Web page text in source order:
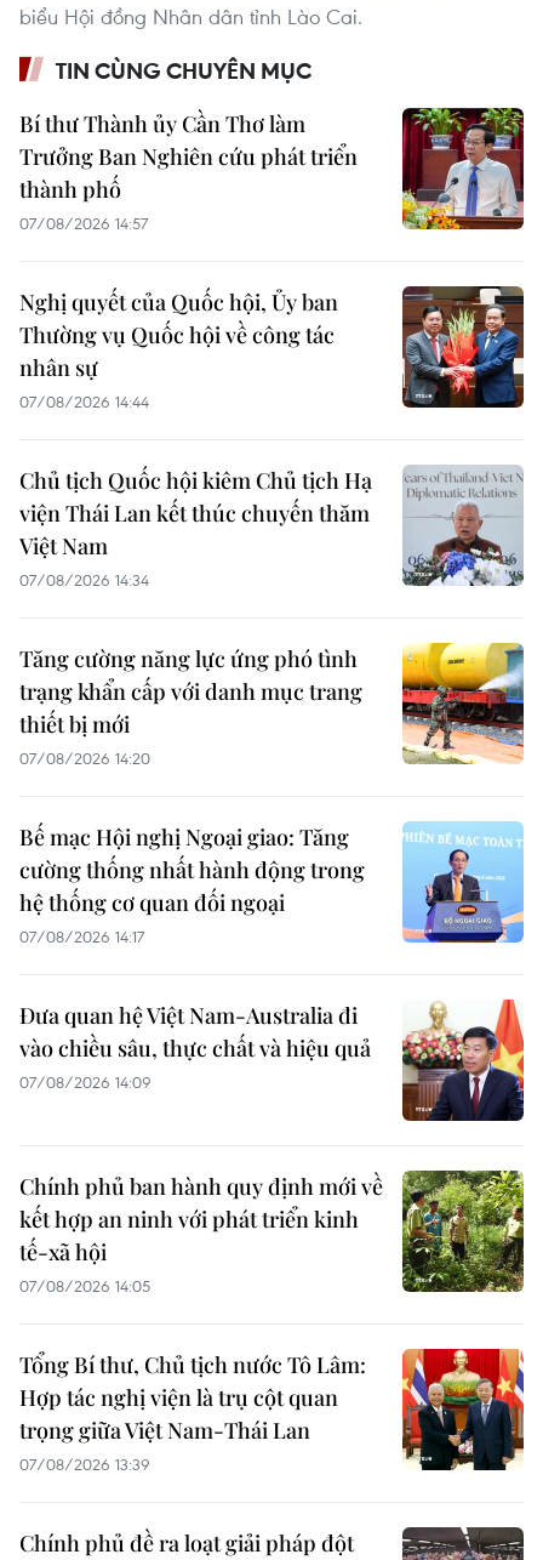
biểu Hội đồng Nhân dân tỉnh Lào Cai.
TIN CÙNG CHUYÊN MỤC
Bí thư Thành ủy Cần Thơ làm
Trưởng Ban Nghiên cứu phát triển
thành phố
07/08/2026 14:57
Nghị quyết của Quốc hội, Ủy ban
Thường vụ Quốc hội về công tác
nhân sự
07/08/2026 14:44
Chủ tịch Quốc hội kiêm Chủ tịch Hạ
viện Thái Lan kết thúc chuyến thăm
Việt Nam
07/08/2026 14:34
Tăng cường năng lực ứng phó tình
trạng khẩn cấp với danh mục trang
thiết bị mới
07/08/2026 14:20
Bế mạc Hội nghị Ngoại giao: Tăng
cường thống nhất hành động trong
hệ thống cơ quan đối ngoại
07/08/2026 14:17
Đưa quan hệ Việt Nam-Australia đi
vào chiều sâu, thực chất và hiệu quả
07/08/2026 14:09
Chính phủ ban hành quy định mới về
kết hợp an ninh với phát triển kinh
tế-xã hội
07/08/2026 14:05
Tổng Bí thư, Chủ tịch nước Tô Lâm:
Hợp tác nghị viện là trụ cột quan
trọng giữa Việt Nam-Thái Lan
07/08/2026 13:39
Chính phủ đề ra loạt giải pháp đột